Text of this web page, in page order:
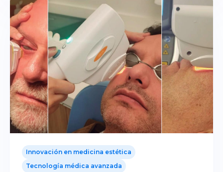
Innovación en medicina estética
Tecnología médica avanzada